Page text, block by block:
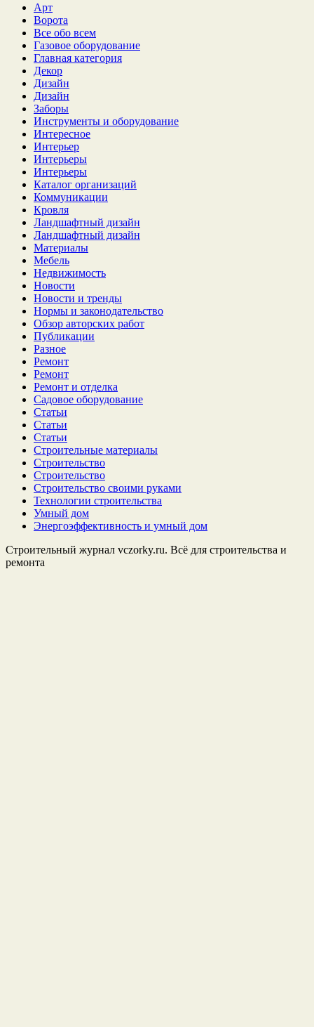
Арт
Ворота
Все обо всем
Газовое оборудование
Главная категория
Декор
Дизайн
Дизайн
Заборы
Инструменты и оборудование
Интересное
Интерьер
Интерьеры
Интерьеры
Каталог организаций
Коммуникации
Кровля
Ландшафтный дизайн
Ландшафтный дизайн
Материалы
Мебель
Недвижимость
Новости
Новости и тренды
Нормы и законодательство
Обзор авторских работ
Публикации
Разное
Ремонт
Ремонт
Ремонт и отделка
Садовое оборудование
Статьи
Статьи
Статьи
Строительные материалы
Строительство
Строительство
Строительство своими руками
Технологии строительства
Умный дом
Энергоэффективность и умный дом
Строительный журнал vczorky.ru. Всё для строительства и
ремонта